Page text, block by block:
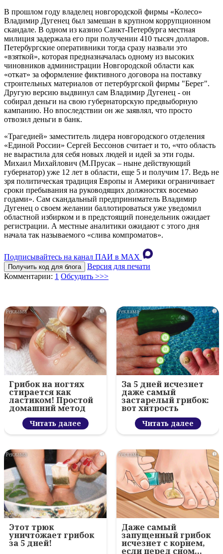
В прошлом году владелец новгородской фирмы «Колесо»
Владимир Дугенец был замешан в крупном коррупционном
скандале. В одном из казино Санкт-Петербурга местная
милиция задержала его при получении 410 тысяч долларов.
Петербургские оперативники тогда сразу назвали это
«взяткой», которая предназначалась одному из высоких
чиновников администрации Новгородской области как
«откат» за оформление фиктивного договора на поставку
строительных материалов от петербургской фирмы "Берег".
Другую версию выдвинул сам Владимир Дугенец - он
собирал деньги на свою губернаторскую предвыборную
кампанию. Но впоследствии он же заявлял, что просто
отвозил деньги в банк.
«Трагедией» заместитель лидера новгородского отделения
«Единой России» Сергей Бессонов считает и то, «что область
не вырастила для себя новых людей и идей за эти годы.
Михаил Михайлович (М.Прусак – ныне действующий
губернатор) уже 12 лет в области, еще 5 и получим 17. Ведь не
зря политическая традиция Европы и Америки ограничивает
сроки пребывания на руководящих должностях восемью
годами». Сам скандальный предприниматель Владимир
Дугенец о своем желании баллотироваться уже уведомил
областной избирком и в предстоящий понедельник ожидает
регистрации. А местные аналитики ожидают с этого дня
начала так называемого «слива компроматов».
Подписывайтесь на канал ПАИ в MAХ
Получить код для блога
Версия для печати
Комментарии: 1 Обсудить >>>
i
Грибок на ногтях
стирается как
ластиком! Простой
домашний метод
Читать далее
i
За 5 дней исчезнет
даже самый
застарелый грибок:
вот хитрость
Читать далее
i
Этот трюк
уничтожает грибок
за 5 дней!
i
Даже самый
запущенный грибок
исчезнет с корнем,
если перед сном…